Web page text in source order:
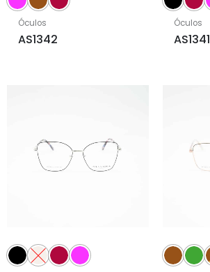
Óculos
AS1342
Óculos
AS1341